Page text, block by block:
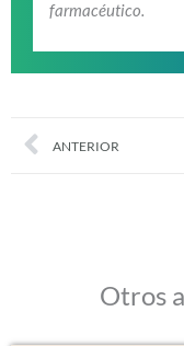
farmacéutico.
PrevANTERIOR
Otros